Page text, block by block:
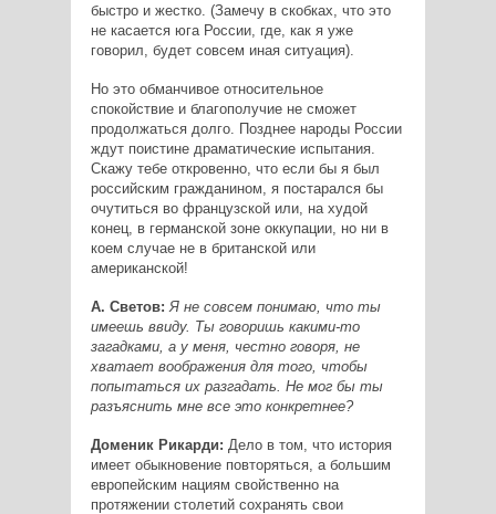
быстро и жестко. (Замечу в скобках, что это
не касается юга России, где, как я уже
говорил, будет совсем иная ситуация).
Но это обманчивое относительное
спокойствие и благополучие не сможет
продолжаться долго. Позднее народы России
ждут поистине драматические испытания.
Скажу тебе откровенно, что если бы я был
российским гражданином, я постарался бы
очутиться во французской или, на худой
конец, в германской зоне оккупации, но ни в
коем случае не в британской или
американской!
А. Светов: Я не совсем понимаю, что ты
имеешь ввиду. Ты говоришь какими-то
загадками, а у меня, честно говоря, не
хватает воображения для того, чтобы
попытаться их разгадать. Не мог бы ты
разъяснить мне все это конкретнее?
Доменик Рикарди: Дело в том, что история
имеет обыкновение повторяться, а большим
европейским нациям свойственно на
протяжении столетий сохранять свои